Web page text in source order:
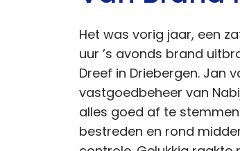
Het was vorig jaar, een
uur ’s avonds brand
Dreef in Driebergen. Jan
vastgoedbeheer van
alles goed af te
bestreden en rond